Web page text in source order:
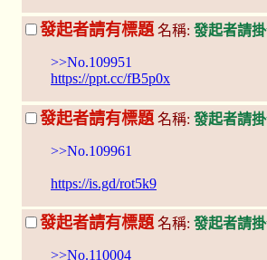
發起者請有標題 名稱: 發起者請
>>No.109951
https://ppt.cc/fB5p0x
發起者請有標題 名稱: 發起者請
>>No.109961
https://is.gd/rot5k9
發起者請有標題名稱: 發起者請
>>No.110004